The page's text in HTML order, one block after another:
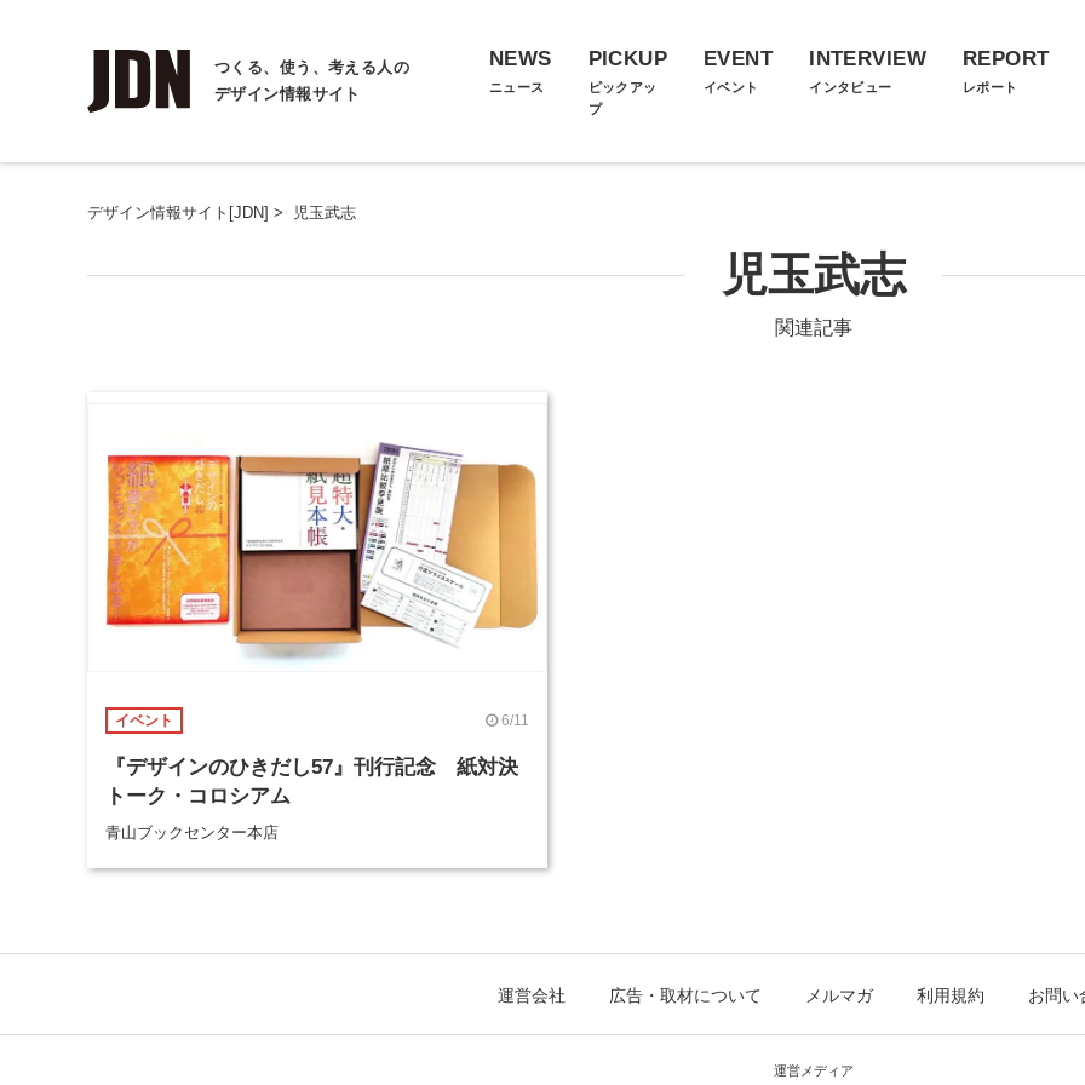
つくる、使う、考える人の
デザイン情報サイト
NEWS
ニュース
PICKUP
ピックアッ
プ
EVENT
イベント
INTERVIEW
インタビュー
REPORT
レポート
デザイン情報サイト[JDN] > 児玉武志
児玉武志
関連記事
イベント 6/11
『デザインのひきだし57』刊行記念 紙対決
トーク・コロシアム
青山ブックセンター本店
運営会社 広告・取材について メルマガ 利用規約 お問い
運営メディア